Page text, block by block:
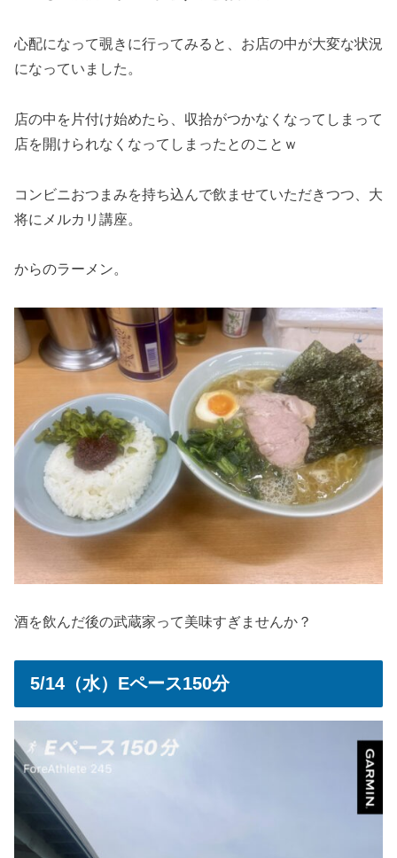
心配になって覗きに行ってみると、お店の中が大変な状況
になっていました。
店の中を片付け始めたら、収拾がつかなくなってしまって
店を開けられなくなってしまったとのことｗ
コンビニおつまみを持ち込んで飲ませていただきつつ、大
将にメルカリ講座。
からのラーメン。
酒を飲んだ後の武蔵家って美味すぎませんか？
5/14（水）Eペース150分